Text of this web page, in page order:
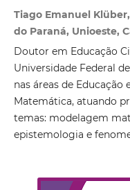
Tiago Emanuel
do Paraná, Unioeste,
Doutor em Educação
Universidade Federal
nas áreas de Educação
Matemática, atuando
temas: modelagem
epistemologia e